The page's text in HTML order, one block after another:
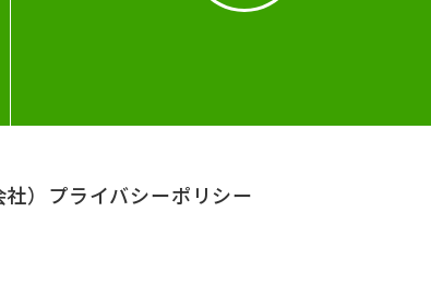
） プライバシーポリシー